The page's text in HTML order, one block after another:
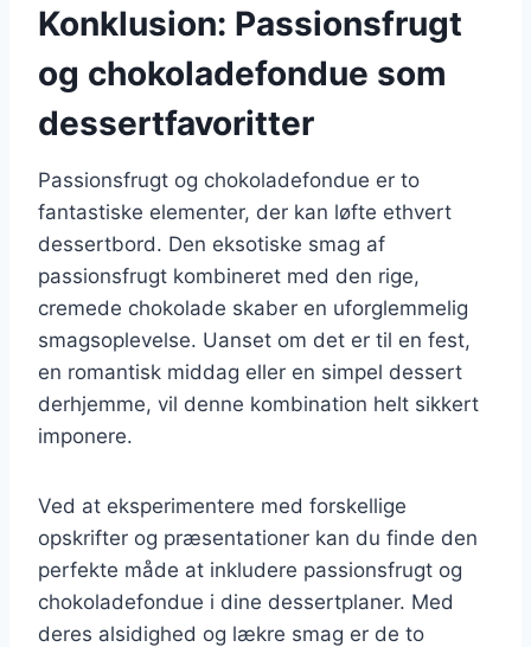
Konklusion: Passionsfrugt
og chokoladefondue som
dessertfavoritter
Passionsfrugt og chokoladefondue er to
fantastiske elementer, der kan løfte ethvert
dessertbord. Den eksotiske smag af
passionsfrugt kombineret med den rige,
cremede chokolade skaber en uforglemmelig
smagsoplevelse. Uanset om det er til en fest,
en romantisk middag eller en simpel dessert
derhjemme, vil denne kombination helt sikkert
imponere.
Ved at eksperimentere med forskellige
opskrifter og præsentationer kan du finde den
perfekte måde at inkludere passionsfrugt og
chokoladefondue i dine dessertplaner. Med
deres alsidighed og lækre smag er de to